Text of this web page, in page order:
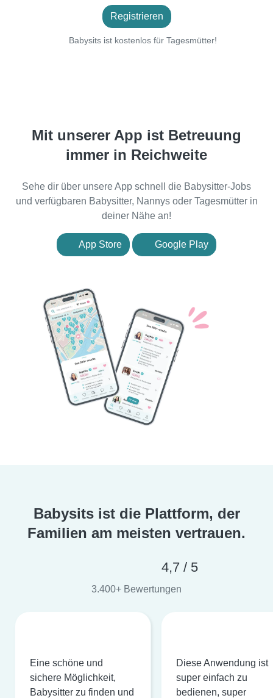
Registrieren
Babysits ist kostenlos für Tagesmütter!
Mit unserer App ist Betreuung
immer in Reichweite
Sehe dir über unsere App schnell die Babysitter-Jobs
und verfügbaren Babysitter, Nannys oder Tagesmütter in
deiner Nähe an!
App Store Google Play
Babysits ist die Plattform, der
Familien am meisten vertrauen.
4,7 / 5
3.400+ Bewertungen
Eine schöne und
sichere Möglichkeit,
Babysitter zu finden und
Diese Anwendung ist
super einfach zu
bedienen, super